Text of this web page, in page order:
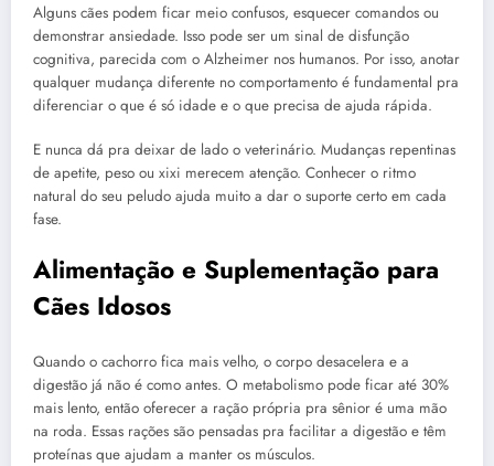
Alguns cães podem ficar meio confusos, esquecer comandos ou
demonstrar ansiedade. Isso pode ser um sinal de disfunção
cognitiva, parecida com o Alzheimer nos humanos. Por isso, anotar
qualquer mudança diferente no comportamento é fundamental pra
diferenciar o que é só idade e o que precisa de ajuda rápida.
E nunca dá pra deixar de lado o veterinário. Mudanças repentinas
de apetite, peso ou xixi merecem atenção. Conhecer o ritmo
natural do seu peludo ajuda muito a dar o suporte certo em cada
fase.
Alimentação e Suplementação para
Cães Idosos
Quando o cachorro fica mais velho, o corpo desacelera e a
digestão já não é como antes. O metabolismo pode ficar até 30%
mais lento, então oferecer a ração própria pra sênior é uma mão
na roda. Essas rações são pensadas pra facilitar a digestão e têm
proteínas que ajudam a manter os músculos.